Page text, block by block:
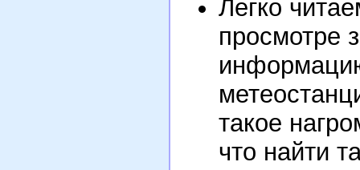
Легко
просмотре
такое
что найти